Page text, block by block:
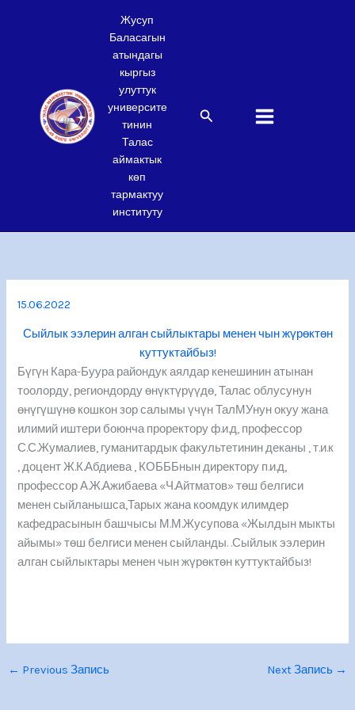
Жусуп
Баласагын
атындагы
кыргыз
улуттук
университе
тинин
Талас
аймактык
көп
тармактуу
институту
Search
15.06.2022
Сыйлык ээлерин алган сыйлыктары менен чын жүрөктөн
куттуктайбыз!
Бүгүн Кара-Буура райондук аялдар кенешинин атынан
тоолорду, региондорду өнүктүрүүдө, Талас облусунун
өнүгүшүнө кошкон зор салымы үчүн ТалМУнун окуу жана
илимий иштери боюнча проректору ф.и.д, профессор
С.С.Жумалиев, гуманитардык факультетинин деканы , т.и.к
, доцент Ж.К.Абдиева , КОБББнын директору п.и.д,
профессор А.Ж.Ажибаева «Ч.Айтматов» төш белгиси
менен сыйланышса,Тарых жана коомдук илимдер
кафедрасынын башчысы М.М.Жусупова «Жылдын мыкты
айымы» төш белгиси менен сыйланды. .Сыйлык ээлерин
алган сыйлыктары менен чын жүрөктөн куттуктайбыз!
← Previous Запись Next Запись →